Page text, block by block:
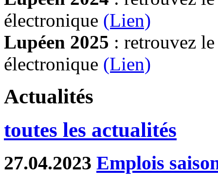
électronique (Lien)
Lupéen 2025 : retrouvez
électronique (Lien)
Actualités
toutes les actualités
27.04.2023 Emplois